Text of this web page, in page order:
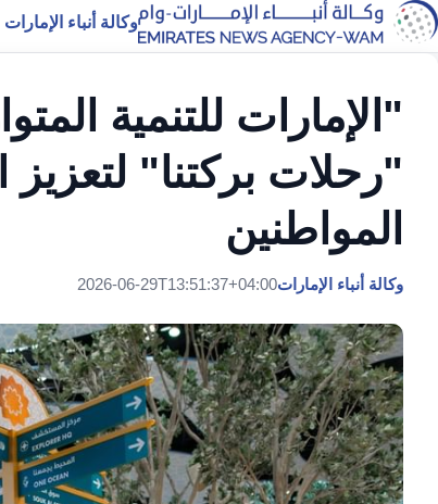
وكالة أنباء الإمارات
"الإمارات للتنمية
"رحلات بركتنا" لتعزيز
المواطنين
وكالة أنباء الإمارات2026-06-29T13:51:37+04:00